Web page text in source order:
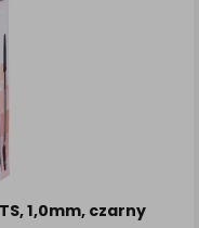
1,0mm, czarny